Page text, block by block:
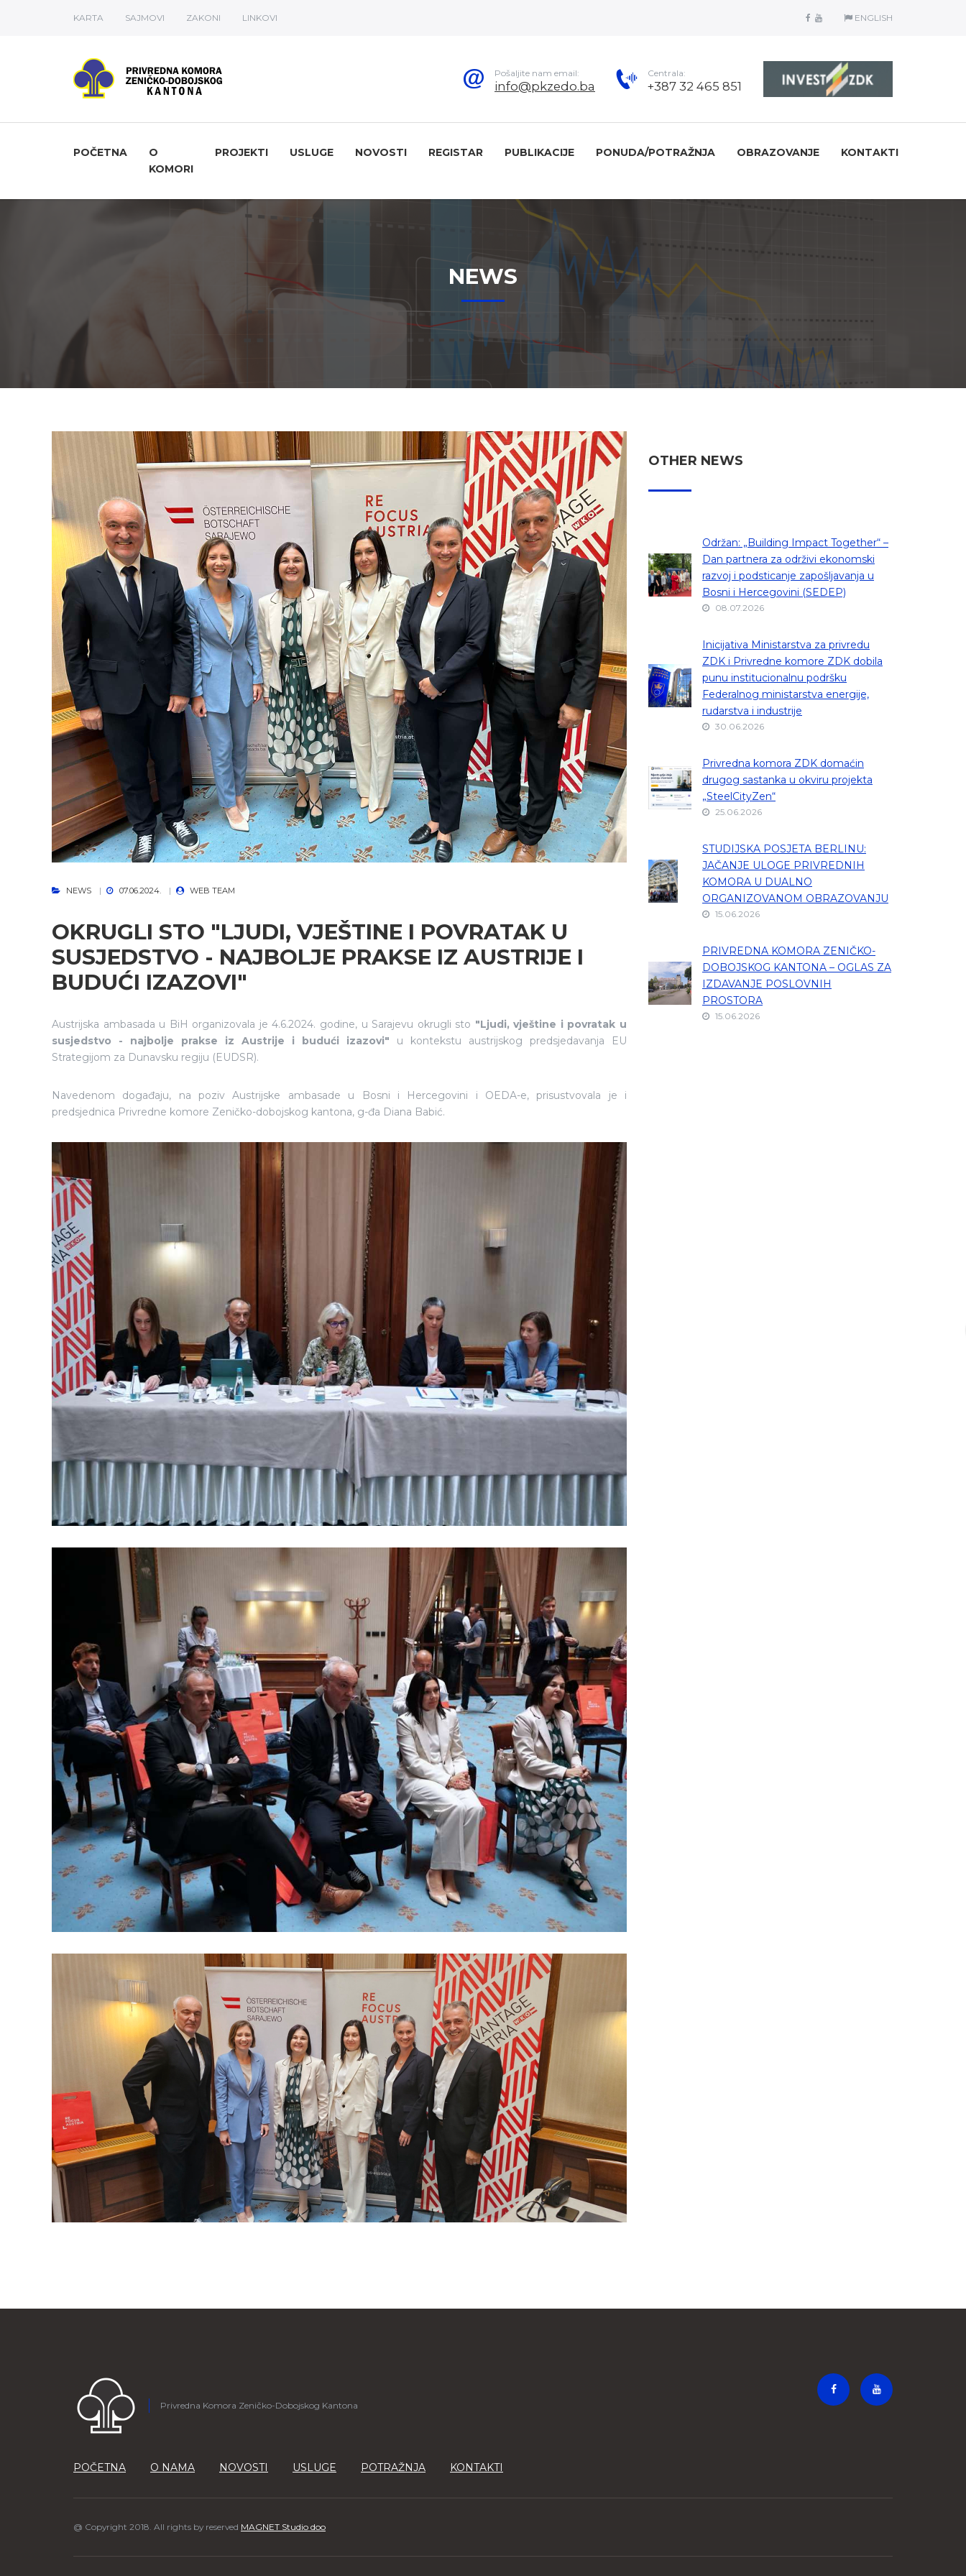
KARTA SAJMOVI ZAKONI LINKOVI ENGLISH
Pošaljite nam email:
info@pkzedo.ba
Centrala:
+387 32 465 851
POČETNA
O
KOMORI
PROJEKTI USLUGE NOVOSTI REGISTAR PUBLIKACIJE PONUDA/POTRAŽNJA OBRAZOVANJE KONTAKTI
NEWS
NEWS 07.06.2024. WEB TEAM
OKRUGLI STO "LJUDI, VJEŠTINE I POVRATAK U
SUSJEDSTVO - NAJBOLJE PRAKSE IZ AUSTRIJE I
BUDUĆI IZAZOVI"
Austrijska ambasada u BiH organizovala je 4.6.2024. godine, u Sarajevu okrugli sto "Ljudi, vještine i povratak u
susjedstvo - najbolje prakse iz Austrije i budući izazovi" u kontekstu austrijskog predsjedavanja EU
Strategijom za Dunavsku regiju (EUDSR).
Navedenom događaju, na poziv Austrijske ambasade u Bosni i Hercegovini i OEDA-e, prisustvovala je i
predsjednica Privredne komore Zeničko-dobojskog kantona, g-đa Diana Babić.
OTHER NEWS
Održan: „Building Impact Together“ –
Dan partnera za održivi ekonomski
razvoj i podsticanje zapošljavanja u
Bosni i Hercegovini (SEDEP)
08.07.2026
Inicijativa Ministarstva za privredu
ZDK i Privredne komore ZDK dobila
punu institucionalnu podršku
Federalnog ministarstva energije,
rudarstva i industrije
30.06.2026
Privredna komora ZDK domaćin
drugog sastanka u okviru projekta
„SteelCityZen“
25.06.2026
STUDIJSKA POSJETA BERLINU:
JAČANJE ULOGE PRIVREDNIH
KOMORA U DUALNO
ORGANIZOVANOM OBRAZOVANJU
15.06.2026
PRIVREDNA KOMORA ZENIČKO-
DOBOJSKOG KANTONA – OGLAS ZA
IZDAVANJE POSLOVNIH
PROSTORA
15.06.2026
Privredna Komora Zeničko-Dobojskog Kantona
POČETNA O NAMA NOVOSTI USLUGE POTRAŽNJA KONTAKTI
@ Copyright 2018. All rights by reserved MAGNET Studio doo